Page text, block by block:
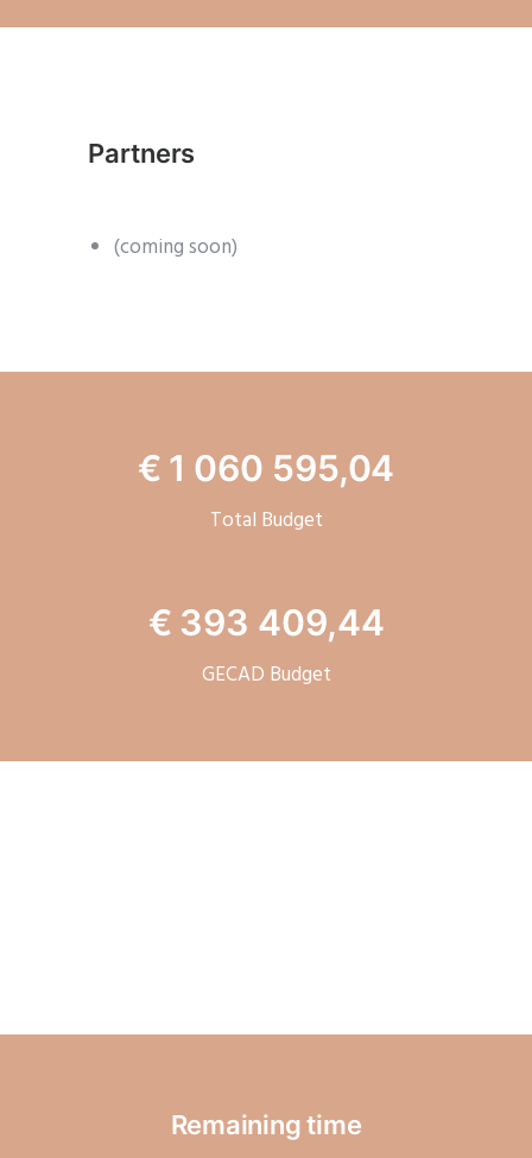
Partners
(coming soon)
€ 1 060 595,04
Total Budget
€ 393 409,44
GECAD Budget
Remaining time